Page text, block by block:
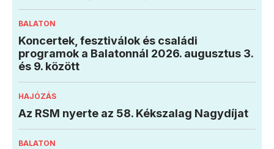
BALATON
Koncertek, fesztiválok és családi
programok a Balatonnál 2026. augusztus 3.
és 9. között
HAJÓZÁS
Az RSM nyerte az 58. Kékszalag Nagydíjat
BALATON